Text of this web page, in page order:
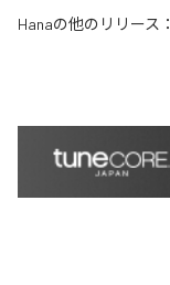
Hanaの他のリリース：